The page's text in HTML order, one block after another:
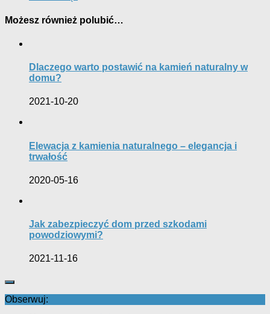
Możesz również polubić…
Dlaczego warto postawić na kamień naturalny w
domu?
2021-10-20
Elewacja z kamienia naturalnego – elegancja i
trwałość
2020-05-16
Jak zabezpieczyć dom przed szkodami
powodziowymi?
2021-11-16
Obserwuj: